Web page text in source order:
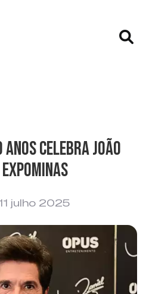
anos celebra João
julho 2025